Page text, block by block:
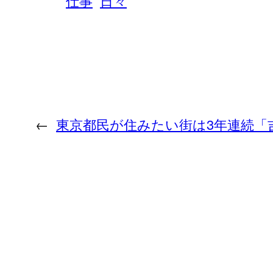
← 東京都民が住みたい街は3年連続「